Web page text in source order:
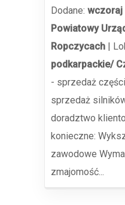
Dodane: wczoraj
Powiatowy
Ropczycach |
podkarpackie/
- sprzedaż
sprzedaż
doradztwo
konieczne:
zawodowe
zmajomość...